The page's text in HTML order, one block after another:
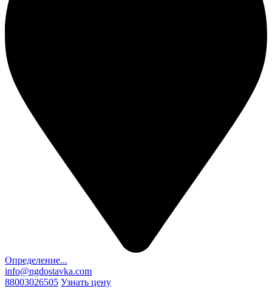
Определение...
info@ngdostavka.com
88003026505 Узнать цену